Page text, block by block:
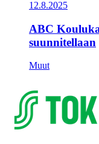
12.8.2025
ABC
suunnitellaan
Muut